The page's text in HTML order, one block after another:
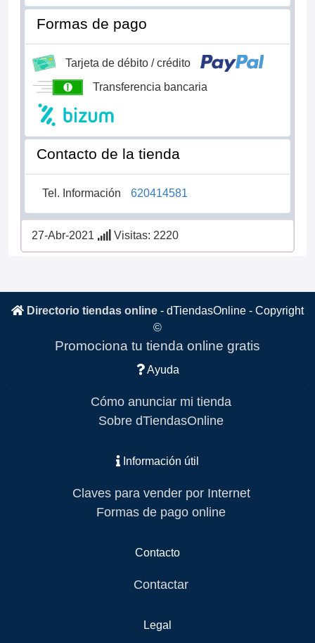
Formas de pago
Tarjeta de débito / crédito
Transferencia bancaria
Contacto de la tienda
Tel. Información 620414581
27-Abr-2021 Visitas: 2220
Directorio tiendas online - dTiendasOnline - Copyright
©
Promociona tu tienda online gratis
Ayuda
Cómo anunciar mi tienda
Sobre dTiendasOnline
Información útil
Claves para vender por Internet
Formas de pago online
Contacto
Contactar
Legal